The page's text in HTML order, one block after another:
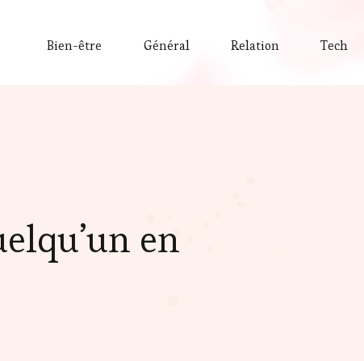
Bien-être Général Relation Tech
en